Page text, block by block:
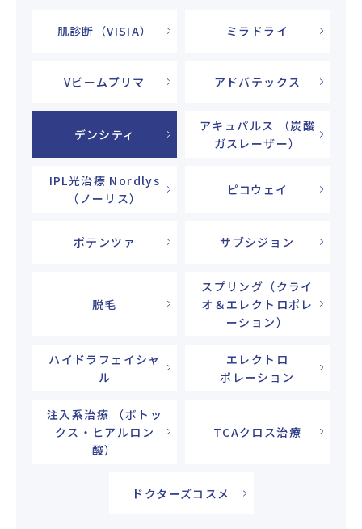
肌診断（VISIA） ミラドライ
Vビームプリマ アドバテックス
デンシティ
アキュパルス （炭酸
ガスレーザー）
IPL光治療 Nordlys
（ノーリス）
ピコウェイ
ポテンツァ サブシジョン
脱毛
スプリング（クライ
オ＆エレクトロポレ
ーション）
ハイドラフェイシャ
ル
エレクトロ
ポレーション
注入系治療 （ボトッ
クス・ヒアルロン
酸）
TCAクロス治療
ドクターズコスメ